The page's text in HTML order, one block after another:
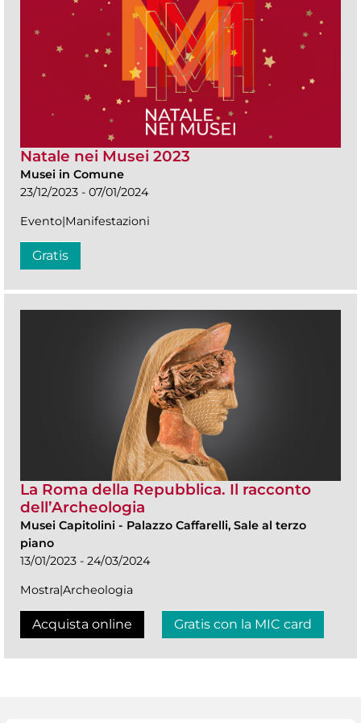
Natale nei Musei 2023
Musei in Comune
23/12/2023 - 07/01/2024
Evento|Manifestazioni
Gratis
La Roma della Repubblica. Il racconto
dell’Archeologia
Musei Capitolini - Palazzo Caffarelli, Sale al terzo
piano
13/01/2023 - 24/03/2024
Mostra|Archeologia
Acquista online Gratis con la MIC card